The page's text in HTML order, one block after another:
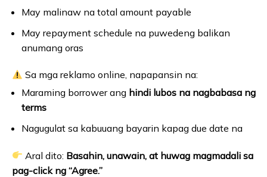
May malinaw na total amount payable
May repayment schedule na puwedeng balikan
anumang oras
Sa mga reklamo online, napapansin na:
Maraming borrower ang hindi lubos na nagbabasa ng
terms
Nagugulat sa kabuuang bayarin kapag due date na
Aral dito: Basahin, unawain, at huwag magmadali sa
pag-click ng “Agree.”